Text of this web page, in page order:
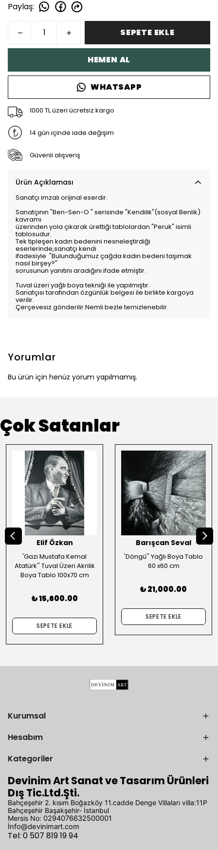
Paylaş:
SEPETE EKLE
HEMEN AL
WHATSAPP
1000 TL üzeri ücretsiz kargo
14 gün içinde iade değişim
Güvenli alışveriş
Ürün Açıklaması
Sanatçı imzalı orijinal eserdir.
Sanatçının "Ben-Sen-O " serisinde "Kendilik"(sosyal Benlik)
kavramı
üzerinden yola çıkarak ürettiği tablolardan "Peruk" isimli
tablosudur.
Tek tipleşen kadın bedenini nesneleştirdiği
eserlerinde,sanatçı kendi
ifadesiyle "Bulunduğumuz çağda kadın bedeni taşımak
nasıl birşey?"
sorusunun yanıtını aradığını ifade etmiştir.
Tuval üzeri yağlı boya tekniği ile yapılmıştır.
Sanatçısı tarafından özgünlük belgesi ile birlikte kargoya
verilir.
Çerçevesiz gönderilir.Nemli bezle temizlenebilir.
Yorumlar
Bu ürün için henüz yorum yapılmamış.
Çok Satanlar
Elif Özkan
'Gazi Mustafa Kemal
Atatürk'' Tuval Üzeri Akrilik
Boya Tablo 100x70 cm
₺ 15,600.00
SEPETE EKLE
Barışcan Seval
'Döngü'' Yağlı Boya Tablo
60 x60 cm
₺ 21,000.00
SEPETE EKLE
Kurumsal
Hesabım
Kategoriler
Devinim Art Sanat ve Tasarım Ürünleri
Dış Tic.Ltd.Şti.
Bahçeşehir 2. kısım Boğazköy 11.cadde Denge Villaları villa:11P
Bahçeşehir Başakşehir- İstanbul
Mersis No: 0294076632500001
İnfo@devinimart.com
Tel: 0 507 819 19 94